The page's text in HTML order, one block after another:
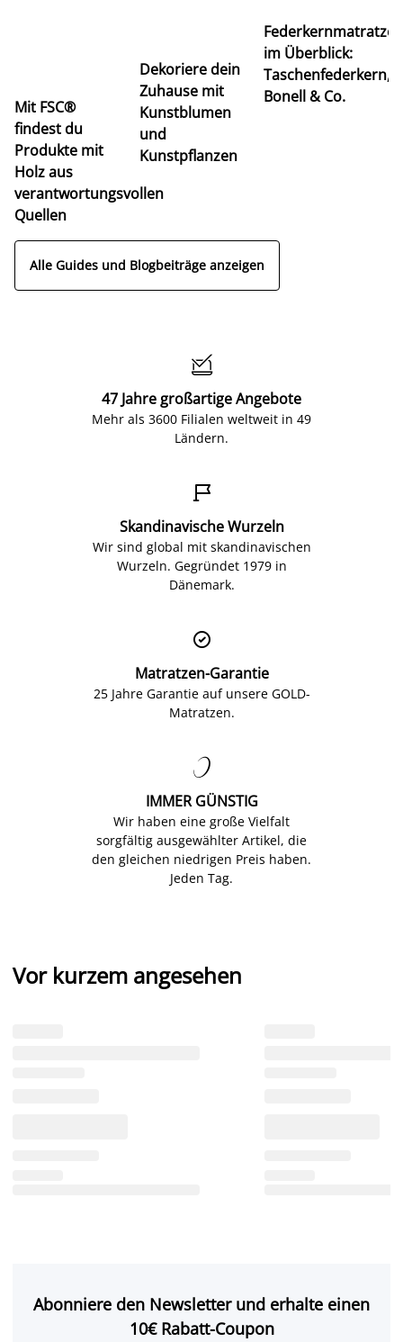
Mit FSC®
findest du
Produkte mit
Holz aus
verantwortungsvollen
Quellen
Dekoriere dein
Zuhause mit
Kunstblumen
und
Kunstpflanzen
im Überblick:
Taschenfederkern,
Bonell & Co.
Alle Guides und Blogbeiträge anzeigen

47 Jahre großartige Angebote
Mehr als 3600 Filialen weltweit in 49
Ländern.

Skandinavische Wurzeln
Wir sind global mit skandinavischen
Wurzeln. Gegründet 1979 in
Dänemark.

Matratzen-Garantie
25 Jahre Garantie auf unsere GOLD-
Matratzen.

IMMER GÜNSTIG
Wir haben eine große Vielfalt
sorgfältig ausgewählter Artikel, die
den gleichen niedrigen Preis haben.
Jeden Tag.
Vor kurzem angesehen
Abonniere den Newsletter und erhalte einen
10€ Rabatt-Coupon